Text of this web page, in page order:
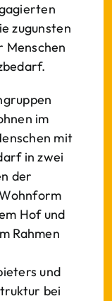
zugunsten
Menschen
im
mit
in zwei
der
Hof und
Rahmen
und
bei